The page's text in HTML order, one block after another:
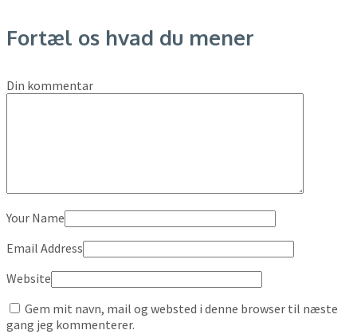
Fortæl os hvad du mener
Din kommentar
Your Name
Email Address
Website
Gem mit navn, mail og websted i denne browser til næste
gang jeg kommenterer.